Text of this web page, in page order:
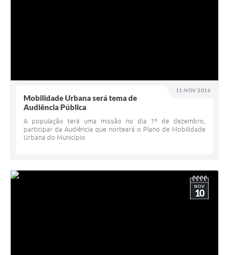
11 NOV 2016
Mobilidade Urbana será tema de
Audiência Pública
A população terá uma missão no dia 1º de dezembro,
participar da Audiência que norteará o Plano de Mobilidade
Urbana do Município
NOV
10